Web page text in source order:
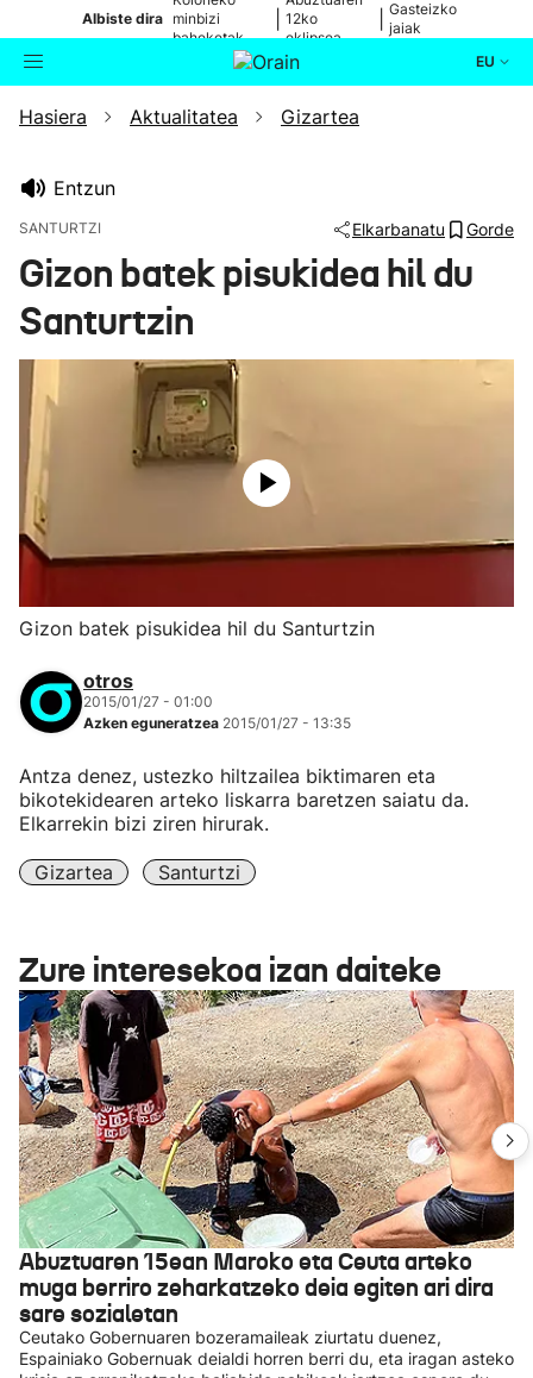
Albiste dira minbizi
baheketak
12ko
eklipsea
Gasteizko
jaiak
EU
Bilatzailea Aktualitatea
Eguraldia
Hasiera Aktualitatea Gizartea
Entzun
SANTURTZI Elkarbanatu Gorde
Gizon batek pisukidea hil du
Santurtzin
Gizon batek pisukidea hil du Santurtzin
otros
2015/01/27 - 01:00
Azken eguneratzea 2015/01/27 - 13:35
Antza denez, ustezko hiltzailea biktimaren eta
bikotekidearen arteko liskarra baretzen saiatu da.
Elkarrekin bizi ziren hirurak.
Gizartea Santurtzi
Zure interesekoa izan daiteke
Abuztuaren 15ean Maroko eta Ceuta arteko
muga berriro zeharkatzeko deia egiten ari dira
sare sozialetan
Ceutako Gobernuaren bozeramaileak ziurtatu duenez,
Espainiako Gobernuak deialdi horren berri du, eta iragan asteko